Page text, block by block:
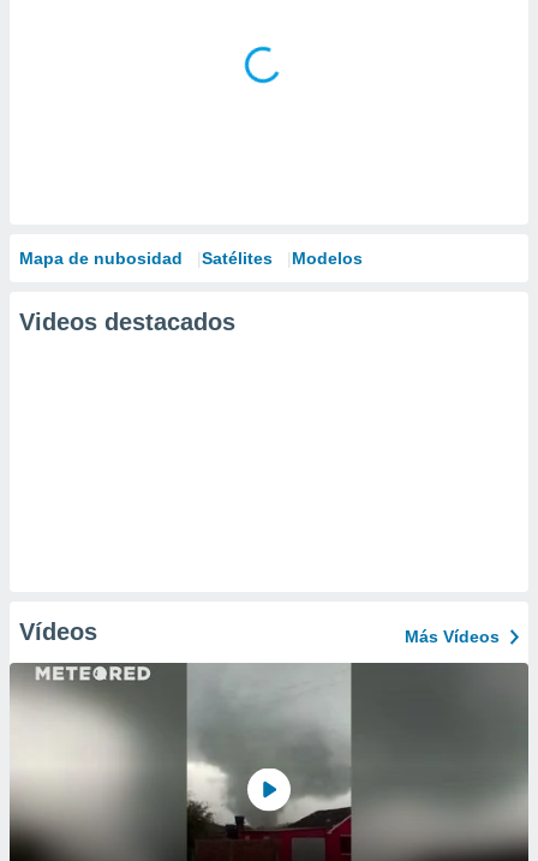
Mapa de nubosidad Satélites Modelos
Videos destacados
Vídeos Más Vídeos